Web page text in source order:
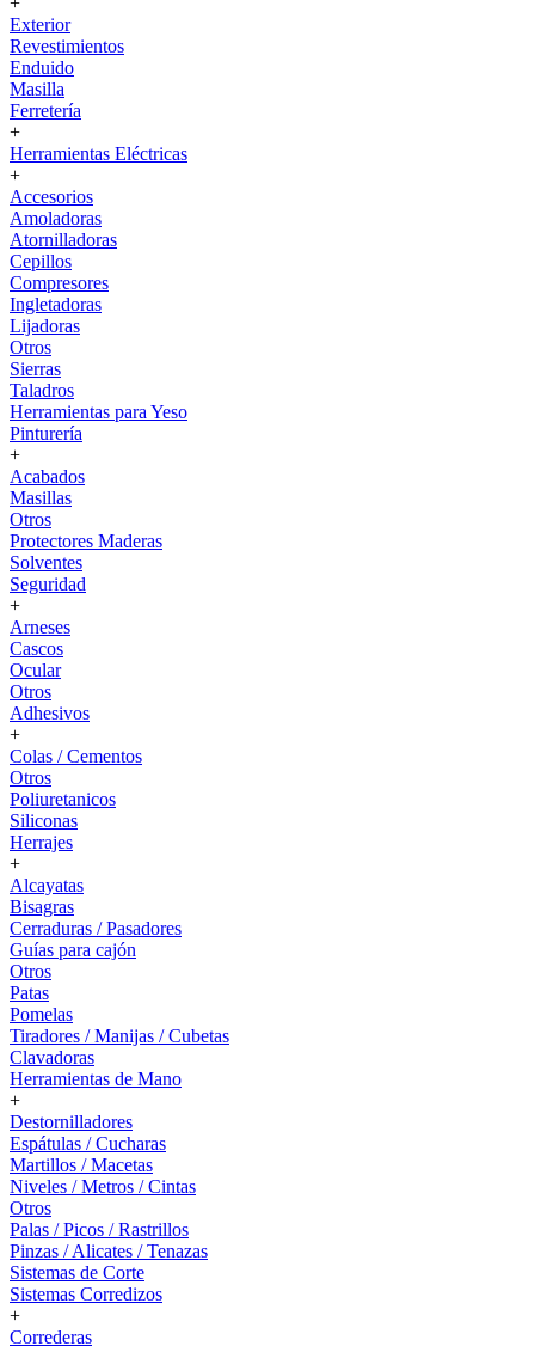
Exterior
Revestimientos
Enduido
Masilla
Ferretería
+
Herramientas Eléctricas
+
Accesorios
Amoladoras
Atornilladoras
Cepillos
Compresores
Ingletadoras
Lijadoras
Otros
Sierras
Taladros
Herramientas para Yeso
Pinturería
+
Acabados
Masillas
Otros
Protectores Maderas
Solventes
Seguridad
+
Arneses
Cascos
Ocular
Otros
Adhesivos
+
Colas / Cementos
Otros
Poliuretanicos
Siliconas
Herrajes
+
Alcayatas
Bisagras
Cerraduras / Pasadores
Guías para cajón
Otros
Patas
Pomelas
Tiradores / Manijas / Cubetas
Clavadoras
Herramientas de Mano
+
Destornilladores
Espátulas / Cucharas
Martillos / Macetas
Niveles / Metros / Cintas
Otros
Palas / Picos / Rastrillos
Pinzas / Alicates / Tenazas
Sistemas de Corte
Sistemas Corredizos
+
Correderas